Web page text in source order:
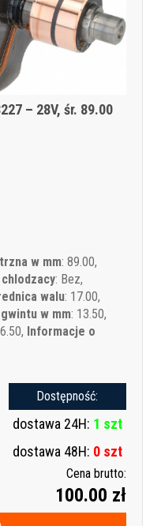
– 28V, śr. 89.00
w mm: 89.00,
: Bez,
walu: 17.00,
w mm: 13.50,
Informacje o
Dostępność:
dostawa 24H: 1 szt
dostawa 48H: 0 szt
Cena brutto:
100.00 zł